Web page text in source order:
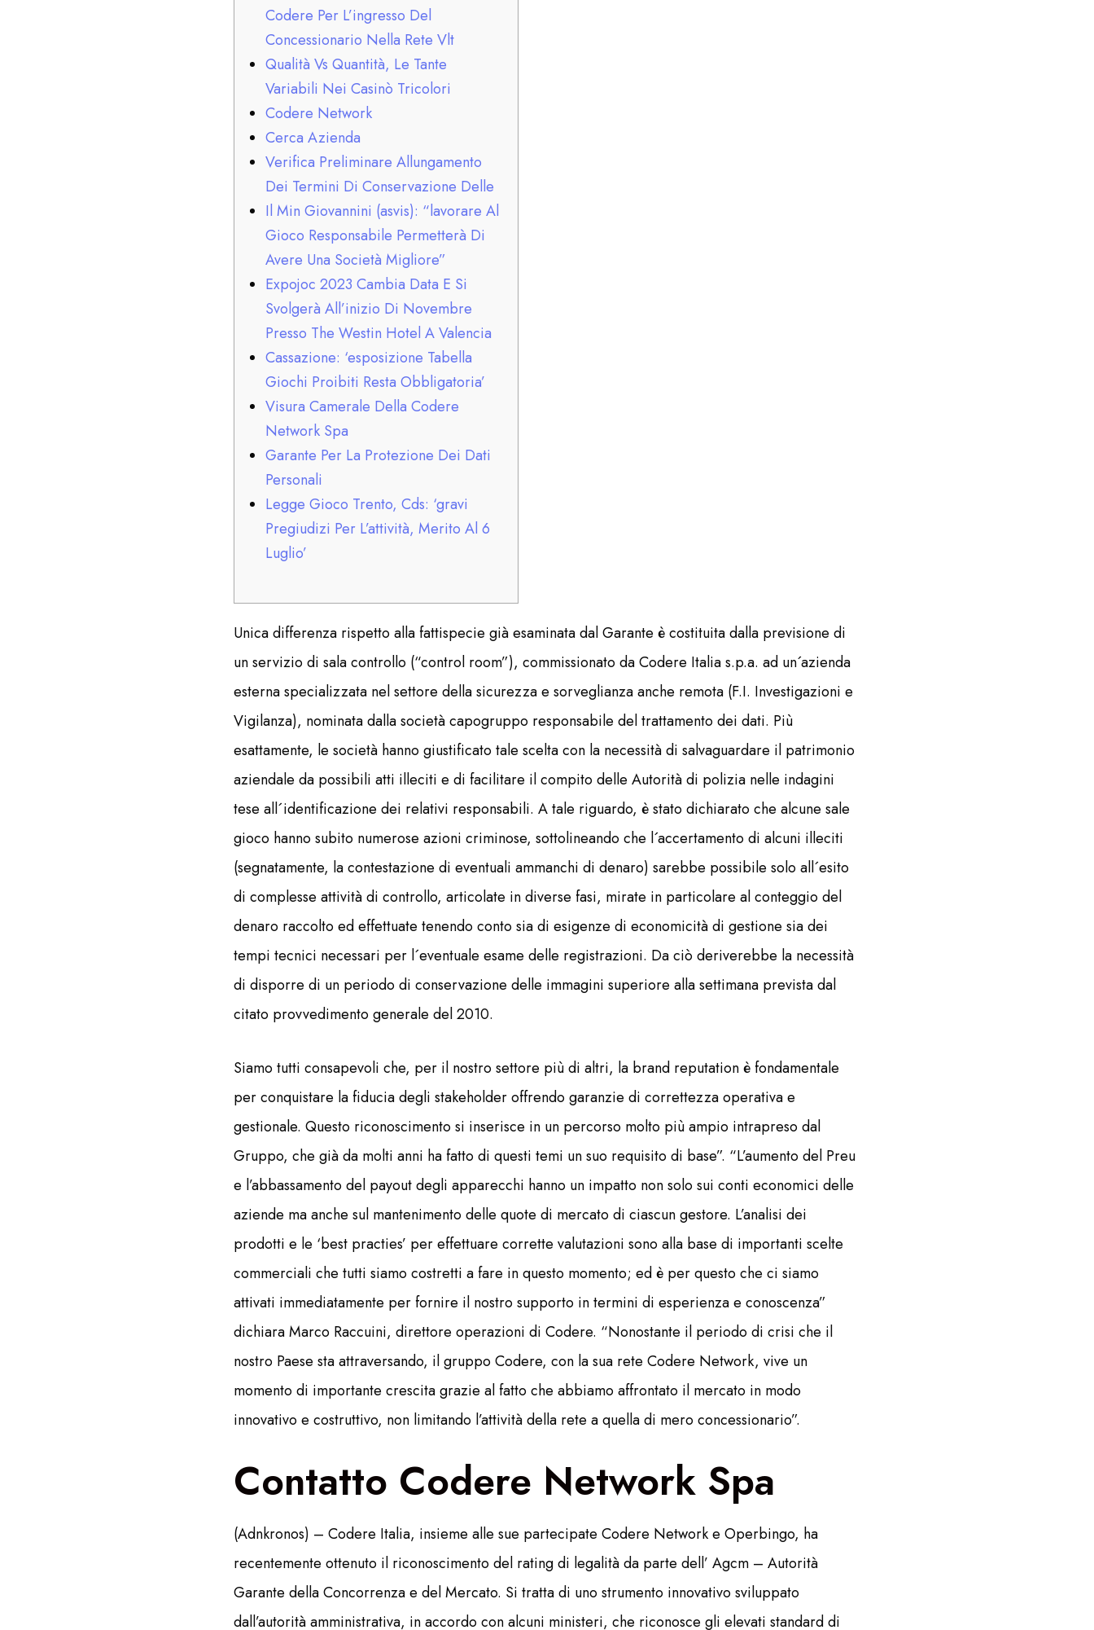
Codere Per L’ingresso Del
Concessionario Nella Rete Vlt
Qualità Vs Quantità, Le Tante
Variabili Nei Casinò Tricolori
Codere Network
Cerca Azienda
Verifica Preliminare Allungamento
Dei Termini Di Conservazione Delle
Il Min Giovannini (asvis): “lavorare Al
Gioco Responsabile Permetterà Di
Avere Una Società Migliore”
Expojoc 2023 Cambia Data E Si
Svolgerà All’inizio Di Novembre
Presso The Westin Hotel A Valencia
Cassazione: ‘esposizione Tabella
Giochi Proibiti Resta Obbligatoria’
Visura Camerale Della Codere
Network Spa
Garante Per La Protezione Dei Dati
Personali
Legge Gioco Trento, Cds: ‘gravi
Pregiudizi Per L’attività, Merito Al 6
Luglio’
Unica differenza rispetto alla fattispecie già esaminata dal Garante è costituita dalla previsione di
un servizio di sala controllo (“control room”), commissionato da Codere Italia s.p.a. ad un´azienda
esterna specializzata nel settore della sicurezza e sorveglianza anche remota (F.I. Investigazioni e
Vigilanza), nominata dalla società capogruppo responsabile del trattamento dei dati. Più
esattamente, le società hanno giustificato tale scelta con la necessità di salvaguardare il patrimonio
aziendale da possibili atti illeciti e di facilitare il compito delle Autorità di polizia nelle indagini
tese all´identificazione dei relativi responsabili. A tale riguardo, è stato dichiarato che alcune sale
gioco hanno subito numerose azioni criminose, sottolineando che l´accertamento di alcuni illeciti
(segnatamente, la contestazione di eventuali ammanchi di denaro) sarebbe possibile solo all´esito
di complesse attività di controllo, articolate in diverse fasi, mirate in particolare al conteggio del
denaro raccolto ed effettuate tenendo conto sia di esigenze di economicità di gestione sia dei
tempi tecnici necessari per l´eventuale esame delle registrazioni. Da ciò deriverebbe la necessità
di disporre di un periodo di conservazione delle immagini superiore alla settimana prevista dal
citato provvedimento generale del 2010.
Siamo tutti consapevoli che, per il nostro settore più di altri, la brand reputation è fondamentale
per conquistare la fiducia degli stakeholder offrendo garanzie di correttezza operativa e
gestionale. Questo riconoscimento si inserisce in un percorso molto più ampio intrapreso dal
Gruppo, che già da molti anni ha fatto di questi temi un suo requisito di base”. “L’aumento del Preu
e l’abbassamento del payout degli apparecchi hanno un impatto non solo sui conti economici delle
aziende ma anche sul mantenimento delle quote di mercato di ciascun gestore. L’analisi dei
prodotti e le ‘best practies’ per effettuare corrette valutazioni sono alla base di importanti scelte
commerciali che tutti siamo costretti a fare in questo momento; ed è per questo che ci siamo
attivati immediatamente per fornire il nostro supporto in termini di esperienza e conoscenza”
dichiara Marco Raccuini, direttore operazioni di Codere. “Nonostante il periodo di crisi che il
nostro Paese sta attraversando, il gruppo Codere, con la sua rete Codere Network, vive un
momento di importante crescita grazie al fatto che abbiamo affrontato il mercato in modo
innovativo e costruttivo, non limitando l’attività della rete a quella di mero concessionario”.
Contatto Codere Network Spa
(Adnkronos) – Codere Italia, insieme alle sue partecipate Codere Network e Operbingo, ha
recentemente ottenuto il riconoscimento del rating di legalità da parte dell’ Agcm – Autorità
Garante della Concorrenza e del Mercato. Si tratta di uno strumento innovativo sviluppato
dall’autorità amministrativa, in accordo con alcuni ministeri, che riconosce gli elevati standard di